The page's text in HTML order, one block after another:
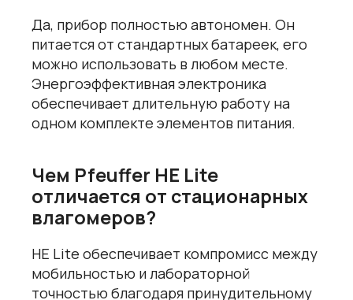
Да, прибор полностью автономен. Он
питается от стандартных батареек, его
можно использовать в любом месте.
Энергоэффективная электроника
обеспечивает длительную работу на
одном комплекте элементов питания.
Чем Pfeuffer HE Lite
отличается от стационарных
влагомеров?
HE Lite обеспечивает компромисс между
мобильностью и лабораторной
точностью благодаря принудительному